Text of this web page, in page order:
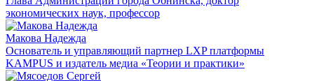
экономических наук, профессор
Макова Надежда
Основатель и управляющий партнер LXP платформы
KAMPUS и издатель медиа «Теории и практики»